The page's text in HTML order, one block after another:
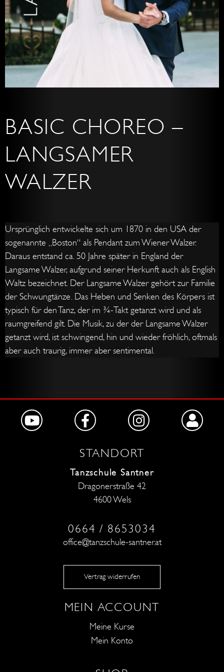
BASIC CHOREO –
LANGSAMER
WALZER
Ursprünglich entwickelte sich um 1870 in den USA der
sogenannte „Boston“ als Pendant zum Wiener Walzer.
Daraus entstand ca. 50 Jahre später in England der
Langsame Walzer, aufgrund seiner Herkunft auch als English
Waltz bezeichnet. Der Langsame Walzer gehört zur Familie
der Schwungtänze. Das Heben und Senken des Körpers ist
typisch für den Tanz, der im ¾-Takt getanzt wird und als
raumgreifend gilt. Die Musik, zu der der Langsame Walzer
getanzt wird, ist schwingend, hin und wieder fröhlich, oftmals
aber auch traurig, immer aber sentimental.
STANDORT
Tanzschule Santner
Dragonerstraße 42
4600 Wels
0664 / 8653034
office@tanzschule-santner.at
Vertrag widerrufen
MEIN ACCOUNT
Meine Kurse
Mein Konto